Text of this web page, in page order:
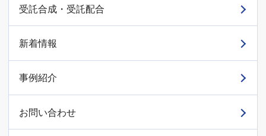
受託合成・受託配合
新着情報
事例紹介
お問い合わせ